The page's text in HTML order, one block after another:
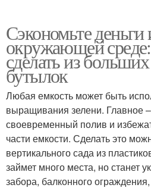
Сэкономьте деньги
окружающей
сделать из
бутылок
Любая емкость может быть
выращивания зелени. Главное
своевременный полив и
части емкости. Сделать это
вертикального сада из
займет много места, но станет
забора, балконного